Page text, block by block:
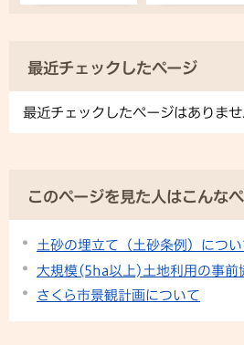
最近チェックしたページ
最近チェックしたページはありませ
このページを見た人はこんな
土砂の埋立て（土砂条例）につい
大規模(5ha以上)土地利用の事前
さくら市景観計画について